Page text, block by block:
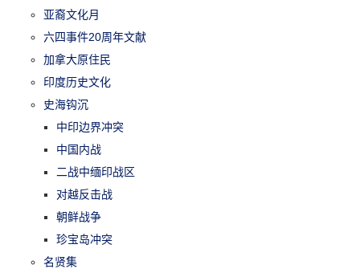
亚裔文化月
六四事件20周年文献
加拿大原住民
印度历史文化
史海钩沉
中印边界冲突
中国内战
二战中缅印战区
对越反击战
朝鲜战争
珍宝岛冲突
名贤集